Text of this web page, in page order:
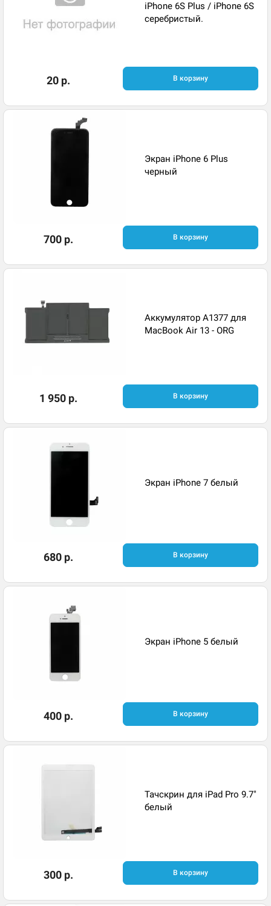
iPhone 6S Plus / iPhone 6S
серебристый.
20 р. В корзину
Экран iPhone 6 Plus
черный
700 р. В корзину
Аккумулятор A1377 для
MacBook Air 13 - ORG
1 950 р. В корзину
Экран iPhone 7 белый
680 р. В корзину
Экран iPhone 5 белый
400 р. В корзину
Тачскрин для iPad Pro 9.7"
белый
300 р. В корзину